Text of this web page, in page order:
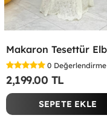
0 Değerlendirme
2,199.00 TL
SEPETE EKLE